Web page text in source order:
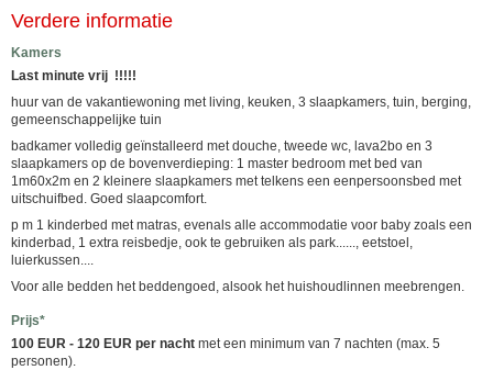
Verdere informatie
Kamers
Last minute vrij !!!!!
huur van de vakantiewoning met living, keuken, 3 slaapkamers, tuin, berging,
gemeenschappelijke tuin
badkamer volledig geïnstalleerd met douche, tweede wc, lava2bo en 3
slaapkamers op de bovenverdieping: 1 master bedroom met bed van
1m60x2m en 2 kleinere slaapkamers met telkens een eenpersoonsbed met
uitschuifbed. Goed slaapcomfort.
p m 1 kinderbed met matras, evenals alle accommodatie voor baby zoals een
kinderbad, 1 extra reisbedje, ook te gebruiken als park......, eetstoel,
luierkussen....
Voor alle bedden het beddengoed, alsook het huishoudlinnen meebrengen.
Prijs*
100 EUR - 120 EUR per nacht met een minimum van 7 nachten (max. 5
personen).